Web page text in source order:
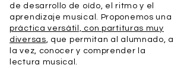
de desarrollo de oído, el ritmo y el
aprendizaje musical. Proponemos una
práctica versátil, con partituras muy
diversas, que permitan al alumnado, a
la vez, conocer y comprender la
lectura musical.